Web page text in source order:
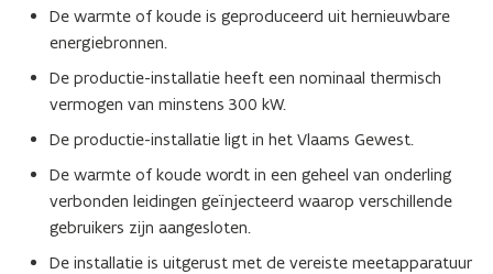
De warmte of koude is geproduceerd uit hernieuwbare
energiebronnen.
De productie-installatie heeft een nominaal thermisch
vermogen van minstens 300 kW.
De productie-installatie ligt in het Vlaams Gewest.
De warmte of koude wordt in een geheel van onderling
verbonden leidingen geïnjecteerd waarop verschillende
gebruikers zijn aangesloten.
De installatie is uitgerust met de vereiste meetapparatuur